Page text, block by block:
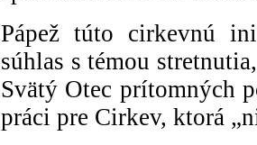
Pápež túto cirkevnú
súhlas s témou
Svätý Otec prítomných
práci pre Cirkev, ktorá